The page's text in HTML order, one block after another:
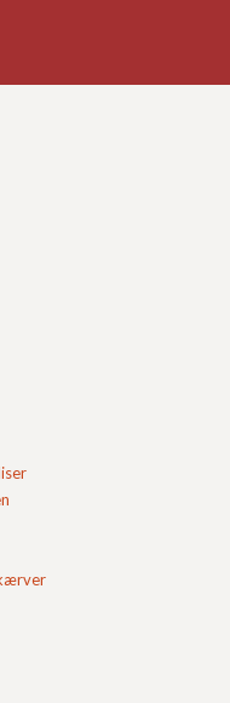
byggemateriale,
af ikke-bærende
at håndtere og
ved både